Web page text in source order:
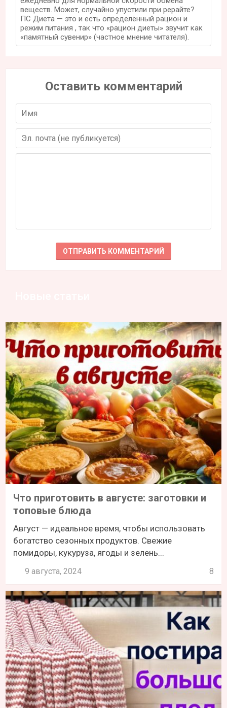
веществ. Может, случайно упустили при рерайте?
ПС Диета — это и есть определённый рацион и
режим питания , так что «рацион диеты» звучит как
«памятный сувенир» (частное мнение читателя).
Оставить комментарий
Что приготовить в августе: заготовки и
топовые блюда
Август — идеальное время, чтобы использовать
богатство сезонных продуктов. Свежие
помидоры, кукуруза, ягоды и зелень...
9 августа, 2024 8